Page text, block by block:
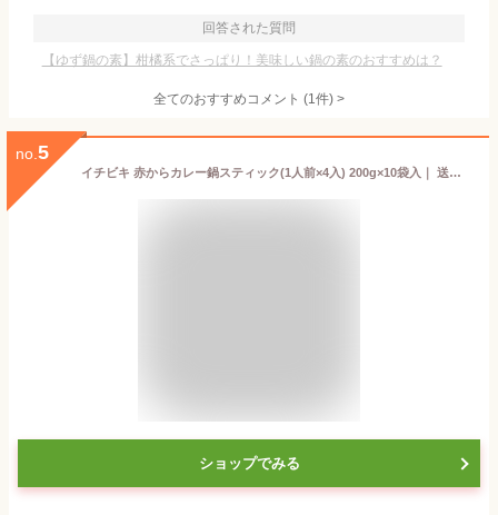
回答された質問
【ゆず鍋の素】柑橘系でさっぱり！美味しい鍋の素のおすすめは？
全てのおすすめコメント (1件) >
no. 5
イチビキ 赤からカレー鍋スティック(1人前×4入) 200g×10袋入｜ 送料無料 調味料 鍋の素 なべつゆ 辛い カレー
ショップでみる